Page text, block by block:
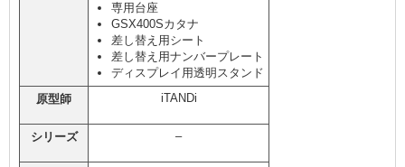
専用台座
GSX400Sカタナ
差し替え用シート
差し替え用ナンバープレート
ディスプレイ用透明スタンド
原型師
iTANDi
シリーズ –